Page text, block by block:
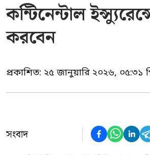
কন্টিনেন্টাল
করবেন
প্রকাশিত: ২৫ জানুয়ারি ২০২৬, ০৫:৩১
সংবাদ